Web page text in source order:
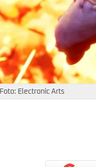
Foto: Electronic Arts